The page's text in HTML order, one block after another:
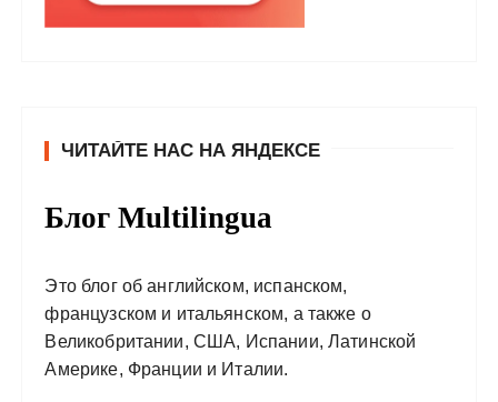
ЧИТАЙТЕ НАС НА ЯНДЕКСЕ
Блог Multilingua
Это блог об английском, испанском,
французском и итальянском, а также о
Великобритании, США, Испании, Латинской
Америке, Франции и Италии.